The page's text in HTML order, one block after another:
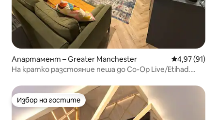
Апартамент – Greater Manchester Средна
4,97 (91)
На кратко разстояние пеша до Co-Op Live/Etihad.
Избор на гостите
Избор на гостите